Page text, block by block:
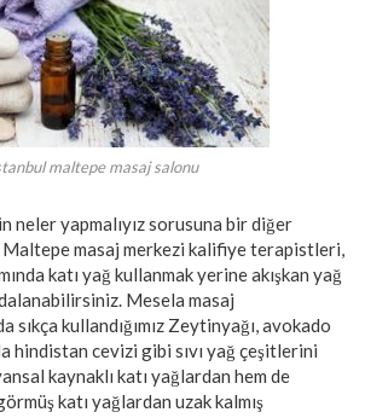
maltepe masaj salonu
neler yapmalıyız sorusuna bir diğer
Maltepe masaj merkezi kalifiye terapistleri,
katı yağ kullanmak yerine akışkan yağ
Mesela masaj
sıkça kullandığımız Zeytinyağı, avokado
hindistan cevizi gibi sıvı yağ çeşitlerini
kaynaklı katı yağlardan hem de
katı yağlardan uzak kalmış